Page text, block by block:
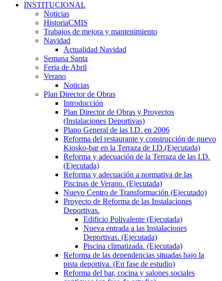
INSTITUCIONAL
Noticias
HistoriaCMIS
Trabajos de mejora y mantenimiento
Navidad
Actualidad Navidad
Semana Santa
Feria de Abril
Verano
Noticias
Plan Director de Obras
Introducción
Plan Director de Obras y Proyectos
(Instalaciones Deportivas)
Plano General de las I.D. en 2006
Reforma del restaurante y construcción de nuevo
Kiosko-bar en la Terraza de I.D.(Ejecutada)
Reforma y adecuación de la Terraza de las I.D.
(Ejecutada)
Reforma y adecuación a normativa de las
Piscinas de Verano. (Ejecutada)
Nuevo Centro de Transformación (Ejecutado)
Proyecto de Reforma de las Instalaciones
Deportivas.
Edificio Polivalente (Ejecutada)
Nueva entrada a las Instalaciones
Deportivas. (Ejecutada)
Piscina climatizada. (Ejecutada)
Reforma de las dependencias situadas bajo la
pista deportiva. (En fase de estudio)
Reforma del bar, cocina y salones sociales